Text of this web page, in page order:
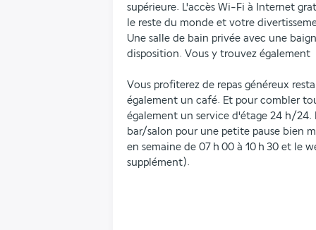
supérieure. L'accès Wi-Fi à Internet
le reste du monde et votre
Une salle de bain privée avec une
disposition. Vous y trouvez
Vous profiterez de repas généreux
également un café. Et pour combler
également un service d'étage 24 h/
bar/salon pour une petite pause bien
en semaine de 07 h 00 à 10 h 30 et le
supplément).